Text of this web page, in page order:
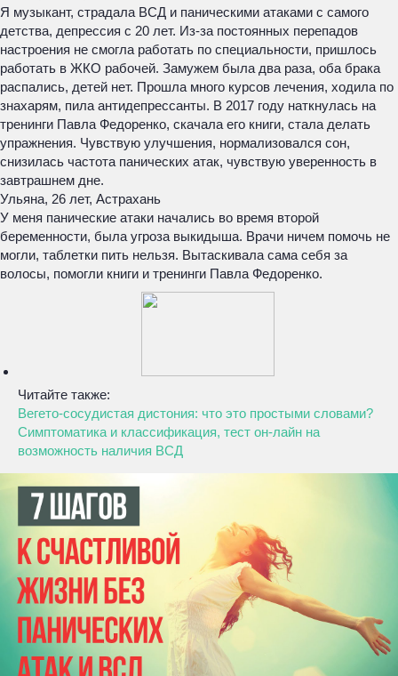
Я музыкант, страдала ВСД и паническими атаками с самого
детства, депрессия с 20 лет. Из-за постоянных перепадов
настроения не смогла работать по специальности, пришлось
работать в ЖКО рабочей. Замужем была два раза, оба брака
распались, детей нет. Прошла много курсов лечения, ходила по
знахарям, пила антидепрессанты. В 2017 году наткнулась на
тренинги Павла Федоренко, скачала его книги, стала делать
упражнения. Чувствую улучшения, нормализовался сон,
снизилась частота панических атак, чувствую уверенность в
завтрашнем дне.
Ульяна, 26 лет, Астрахань
У меня панические атаки начались во время второй
беременности, была угроза выкидыша. Врачи ничем помочь не
могли, таблетки пить нельзя. Вытаскивала сама себя за
волосы, помогли книги и тренинги Павла Федоренко.
Читайте также:
Вегето-сосудистая дистония: что это простыми словами?
Симптоматика и классификация, тест он-лайн на
возможность наличия ВСД